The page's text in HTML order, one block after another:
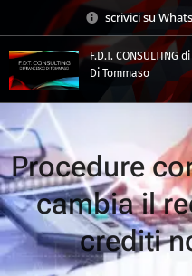
scrivici su
F.D.T. CONSULTING
Di Tommaso
Procedure
cambia il
crediti